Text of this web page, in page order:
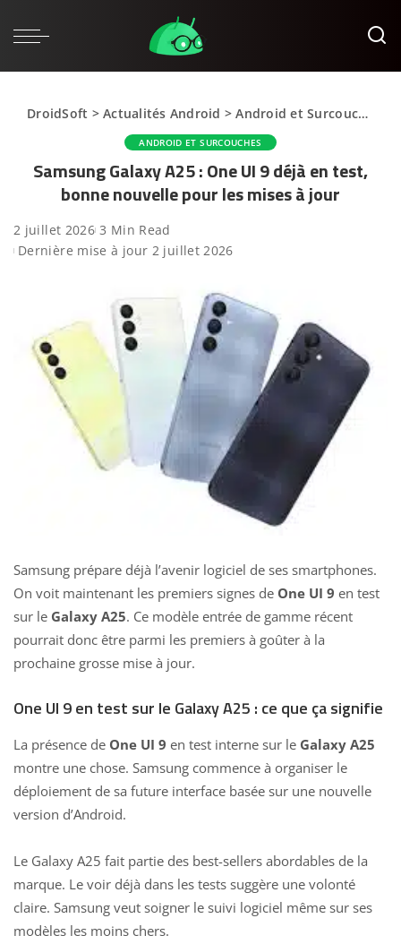
DroidSoft >Actualités Android >Android et Surcouches
ANDROID ET SURCOUCHES
Samsung Galaxy A25 : One UI 9 déjà en test,
bonne nouvelle pour les mises à jour
2 juillet 2026 3 Min Read
Dernière mise à jour 2 juillet 2026
Samsung prépare déjà l’avenir logiciel de ses smartphones.
On voit maintenant les premiers signes de One UI 9 en test
sur le Galaxy A25. Ce modèle entrée de gamme récent
pourrait donc être parmi les premiers à goûter à la
prochaine grosse mise à jour.
One UI 9 en test sur le Galaxy A25 : ce que ça signifie
La présence de One UI 9 en test interne sur le Galaxy A25
montre une chose. Samsung commence à organiser le
déploiement de sa future interface basée sur une nouvelle
version d’Android.
Le Galaxy A25 fait partie des best-sellers abordables de la
marque. Le voir déjà dans les tests suggère une volonté
claire. Samsung veut soigner le suivi logiciel même sur ses
modèles les moins chers.